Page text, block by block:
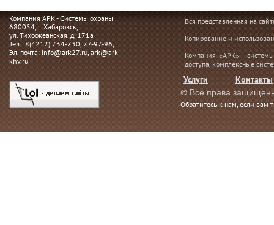
Компания АРК - Системы охраны
680054, г. Хабаровск,
ул. Тихоокеанская, д. 171а
Тел.: 8(4212) 734-730, 77-97-96,
Эл. почта: info@ark27.ru, ark@ark-
khv.ru
Вся представленная на
Копирование и
Компания «АРК» -
доступа, комплексные
Услуги
Контакты
© Все права
Обратитесь к нам, если вам